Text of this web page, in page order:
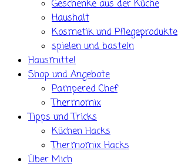
Geschenke aus der Küche
Haushalt
Kosmetik und Pflegeprodukte
spielen und basteln
Hausmittel
Shop und Angebote
Pampered Chef
Thermomix
Tipps und Tricks
Küchen Hacks
Thermomix Hacks
Über Mich